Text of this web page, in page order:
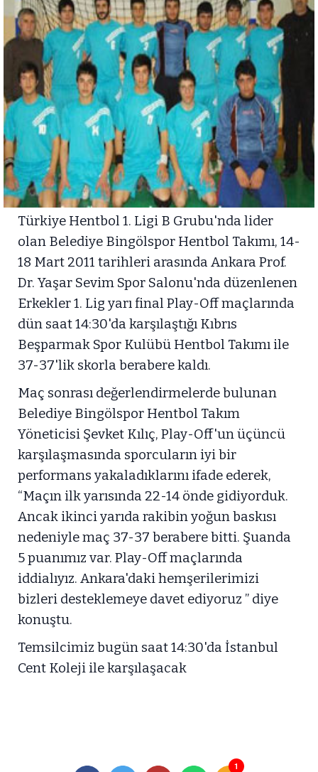
Türkiye Hentbol 1. Ligi B Grubu'nda lider
olan Belediye Bingölspor Hentbol Takımı, 14-
18 Mart 2011 tarihleri arasında Ankara Prof.
Dr. Yaşar Sevim Spor Salonu'nda düzenlenen
Erkekler 1. Lig yarı final Play-Off maçlarında
dün saat 14:30'da karşılaştığı Kıbrıs
Beşparmak Spor Kulübü Hentbol Takımı ile
37-37'lik skorla berabere kaldı.
Maç sonrası değerlendirmelerde bulunan
Belediye Bingölspor Hentbol Takım
Yöneticisi Şevket Kılıç, Play-Off'un üçüncü
karşılaşmasında sporcuların iyi bir
performans yakaladıklarını ifade ederek,
“Maçın ilk yarısında 22-14 önde gidiyorduk.
Ancak ikinci yarıda rakibin yoğun baskısı
nedeniyle maç 37-37 berabere bitti. Şuanda
5 puanımız var. Play-Off maçlarında
iddialıyız. Ankara'daki hemşerilerimizi
bizleri desteklemeye davet ediyoruz ” diye
konuştu.
Temsilcimiz bugün saat 14:30'da İstanbul
Cent Koleji ile karşılaşacak
1